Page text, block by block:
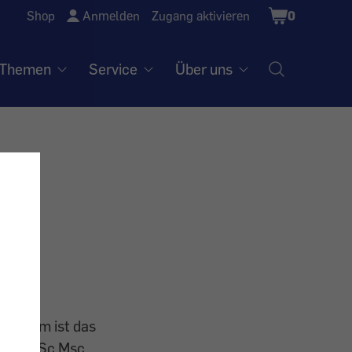
Shop Anmelden Zugang aktivieren
Shopping
Cart
0
Service Über uns
ist das
BSc Msc.